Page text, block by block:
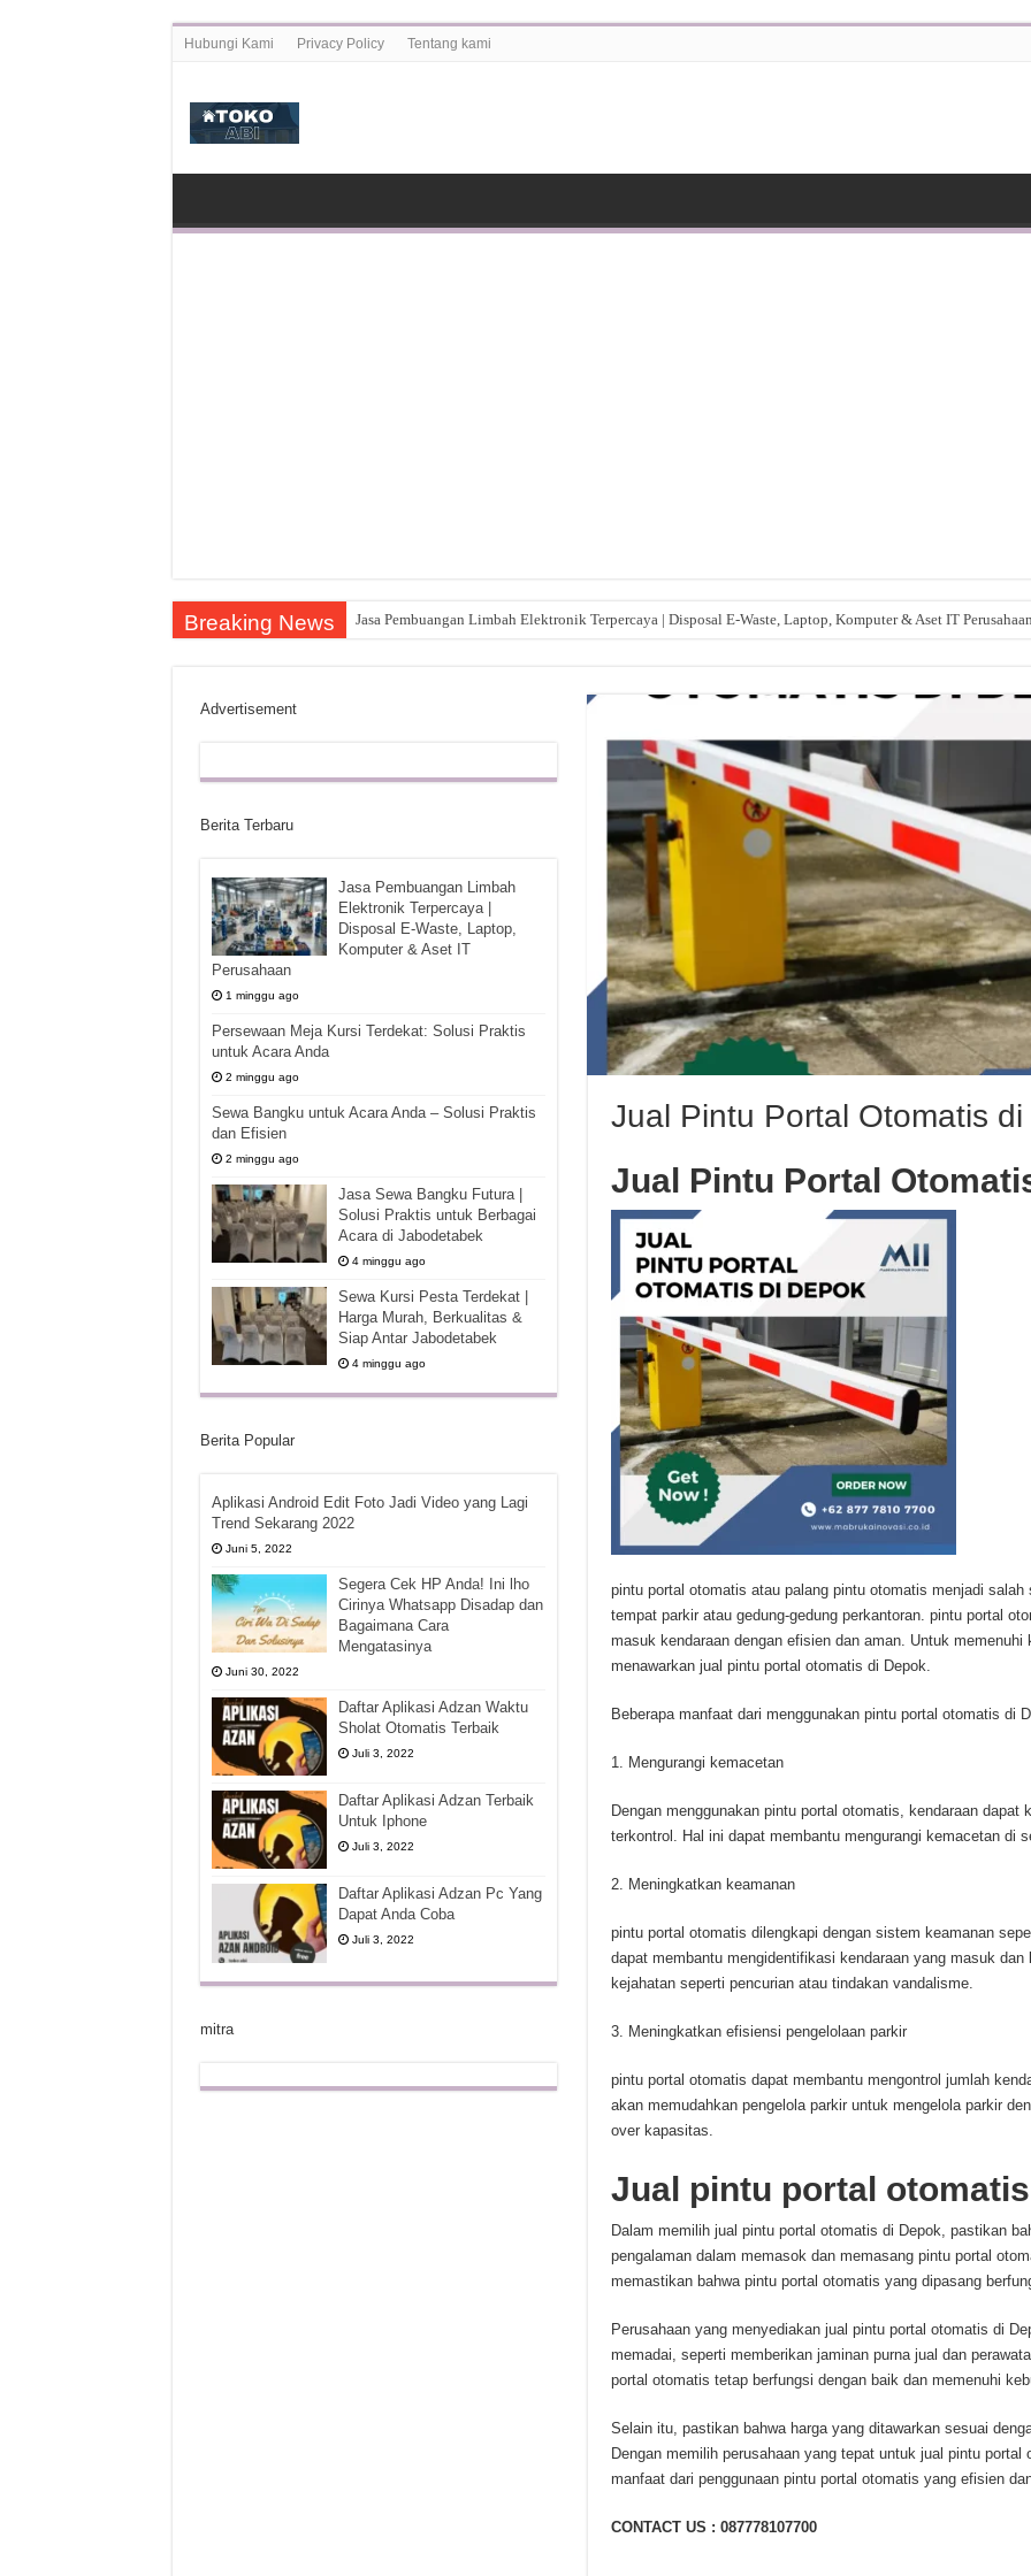
Hubungi Kami Privacy Policy Tentang kami
Breaking News Jasa Pembuangan Limbah Elektronik Terpercaya | Disposal E-Waste, Laptop, Komputer & Aset IT
Jual Pintu Portal Otomatis
Jual Pintu Portal
pintu portal otomatis atau palang pintu otomatis menjadi
tempat parkir atau gedung-gedung perkantoran. pintu portal
masuk kendaraan dengan efisien dan aman. Untuk
menawarkan jual pintu portal otomatis di Depok.
Beberapa manfaat dari menggunakan pintu portal otomatis di
Mengurangi kemacetan
Dengan menggunakan pintu portal otomatis, kendaraan dapat
terkontrol. Hal ini dapat membantu mengurangi kemacetan di
Meningkatkan keamanan
pintu portal otomatis dilengkapi dengan sistem keamanan
dapat membantu mengidentifikasi kendaraan yang masuk
kejahatan seperti pencurian atau tindakan vandalisme.
Meningkatkan efisiensi pengelolaan parkir
pintu portal otomatis dapat membantu mengontrol jumlah
akan memudahkan pengelola parkir untuk mengelola parkir
over kapasitas.
Jual pintu portal
Dalam memilih jual pintu portal otomatis di Depok, pastikan
pengalaman dalam memasok dan memasang pintu portal
memastikan bahwa pintu portal otomatis yang dipasang
Perusahaan yang menyediakan jual pintu portal otomatis di
memadai, seperti memberikan jaminan purna jual dan
portal otomatis tetap berfungsi dengan baik dan memenuhi
Selain itu, pastikan bahwa harga yang ditawarkan sesuai
Dengan memilih perusahaan yang tepat untuk jual pintu
manfaat dari penggunaan pintu portal otomatis yang efisien
CONTACT US : 087778107700
Advertisement
Berita Terbaru
Jasa Pembuangan Limbah
Elektronik Terpercaya |
Disposal E-Waste, Laptop,
Komputer & Aset IT
Perusahaan
1 minggu ago
Persewaan Meja Kursi Terdekat: Solusi Praktis
untuk Acara Anda
2 minggu ago
Sewa Bangku untuk Acara Anda – Solusi Praktis
dan Efisien
2 minggu ago
Jasa Sewa Bangku Futura |
Solusi Praktis untuk Berbagai
Acara di Jabodetabek
4 minggu ago
Sewa Kursi Pesta Terdekat |
Harga Murah, Berkualitas &
Siap Antar Jabodetabek
4 minggu ago
Berita Popular
Aplikasi Android Edit Foto Jadi Video yang Lagi
Trend Sekarang 2022
Juni 5, 2022
Segera Cek HP Anda! Ini lho
Cirinya Whatsapp Disadap dan
Bagaimana Cara
Mengatasinya
Juni 30, 2022
Daftar Aplikasi Adzan Waktu
Sholat Otomatis Terbaik
Juli 3, 2022
Daftar Aplikasi Adzan Terbaik
Untuk Iphone
Juli 3, 2022
Daftar Aplikasi Adzan Pc Yang
Dapat Anda Coba
Juli 3, 2022
mitra